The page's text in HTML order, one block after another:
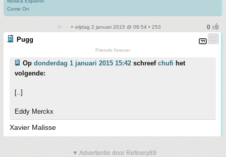
Come On
• vrijdag 2 januari 2015 @ 06:54 • 253
Pugg
Friends forever
Op donderdag 1 januari 2015 15:42 schreef chufi het
volgende:
[..]
Eddy Merckx
Xavier Malisse
▼ Advertentie door Refinery89